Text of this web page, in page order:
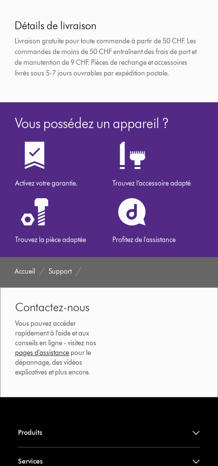
Détails de livraison
Livraison gratuite pour toute commande à partir de 50 CHF. Les
commandes de moins de 50 CHF entraînent des frais de port et
de manutention de 9 CHF. Pièces de rechange et accessoires
livrés sous 5-7 jours ouvrables par expédition postale.
Vous possédez un appareil ?
Activez votre garantie. Trouvez l’accessoire adapté
Trouvez la pièce adaptée Profitez de l'assistance
Accueil Support
Contactez-nous
Vous pouvez accéder
rapidement à l'aide et aux
conseils en ligne - visitez nos
pages d'assistance pour le
dépannage, des vidéos
explicatives et plus encore.
Produits
Services